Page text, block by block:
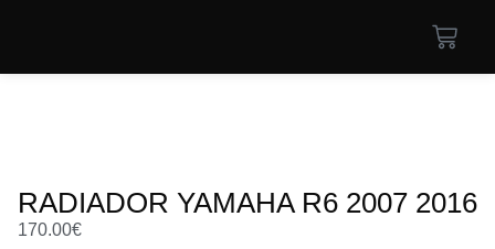
RADIADOR YAMAHA R6 2007 2016
170.00€